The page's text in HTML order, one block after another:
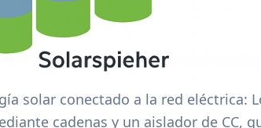
solar conectado a la red eléctrica:
cadenas y un aislador de CC,